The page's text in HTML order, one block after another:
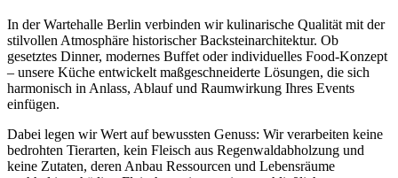
In der Wartehalle Berlin verbinden wir kulinarische Qualität mit der
stilvollen Atmosphäre historischer Backsteinarchitektur. Ob
gesetztes Dinner, modernes Buffet oder individuelles Food-Konzept
– unsere Küche entwickelt maßgeschneiderte Lösungen, die sich
harmonisch in Anlass, Ablauf und Raumwirkung Ihres Events
einfügen.
Dabei legen wir Wert auf bewussten Genuss: Wir verarbeiten keine
bedrohten Tierarten, kein Fleisch aus Regenwaldabholzung und
keine Zutaten, deren Anbau Ressourcen und Lebensräume